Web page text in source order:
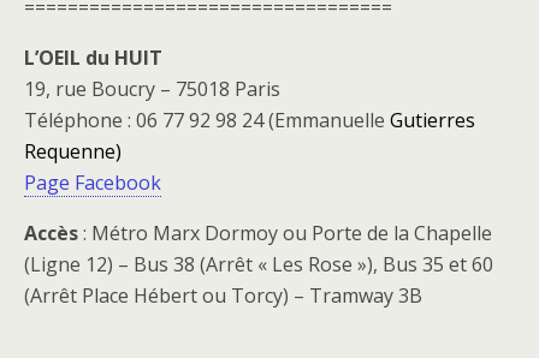
==================================
L’OEIL du HUIT
19, rue Boucry – 75018 Paris
Téléphone : 06 77 92 98 24 (Emmanuelle Gutierres
Requenne)
Page Facebook
Accès: Métro Marx Dormoy ou Porte de la Chapelle
(Ligne 12) – Bus 38 (Arrêt « Les Rose »), Bus 35 et 60
(Arrêt Place Hébert ou Torcy) – Tramway 3B